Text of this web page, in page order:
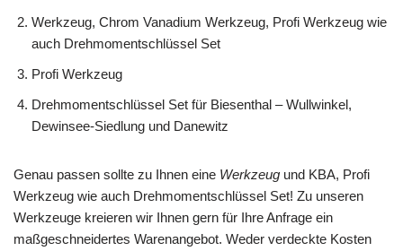
Werkzeug, Chrom Vanadium Werkzeug, Profi Werkzeug wie
auch Drehmomentschlüssel Set
Profi Werkzeug
Drehmomentschlüssel Set für Biesenthal – Wullwinkel,
Dewinsee-Siedlung und Danewitz
Genau passen sollte zu Ihnen eine Werkzeug und KBA, Profi
Werkzeug wie auch Drehmomentschlüssel Set! Zu unseren
Werkzeuge kreieren wir Ihnen gern für Ihre Anfrage ein
maßgeschneidertes Warenangebot. Weder verdeckte Kosten